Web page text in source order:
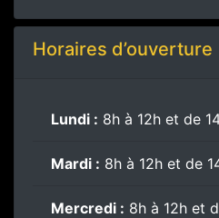
Horaires d’ouverture
Lundi : 8h à 12h et de
Mardi : 8h à 12h et de
Mercredi : 8h à 12h et